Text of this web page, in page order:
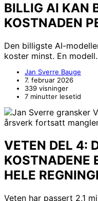
BILLIG AI KAN
KOSTNADEN
Den billigste AI-
koster minst. En
Jan Sverre Bauge
7. februar 2026
339 visninger
7 minutter lesetid
VETEN DEL 4:
KOSTNADENE
HELE
Veten har passert 2,1